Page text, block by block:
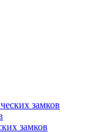
замков
замков